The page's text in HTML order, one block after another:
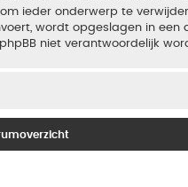
ieder onderwerp te
wordt opgeslagen in een
niet verantwoordelijk